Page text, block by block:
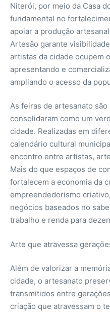
Niterói, por meio da Casa
fundamental no
apoiar a produção
Artesão garante
artistas da cidade ocupem
apresentando e
ampliando o acesso da
As feiras de artesanato
consolidaram como um
cidade. Realizadas em
calendário cultural
encontro entre artistas,
Mais do que espaços de
fortalecem a economia da
empreendedorismo
negócios baseados no
trabalho e renda para
Arte que atravessa
Além de valorizar a
cidade, o artesanato
transmitidos entre
criação que atravessam o